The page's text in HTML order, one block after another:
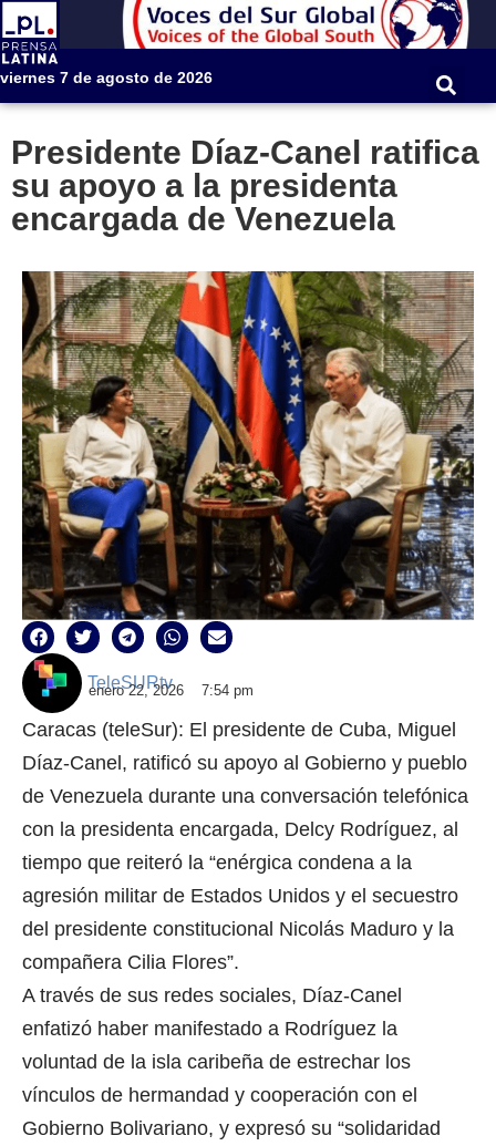
viernes 7 de agosto de 2026
Presidente Díaz-Canel ratifica
su apoyo a la presidenta
encargada de Venezuela
TeleSURtv
enero 22, 2026 7:54 pm
Caracas (teleSur): El presidente de Cuba, Miguel
Díaz-Canel, ratificó su apoyo al Gobierno y pueblo
de Venezuela durante una conversación telefónica
con la presidenta encargada, Delcy Rodríguez, al
tiempo que reiteró la “enérgica condena a la
agresión militar de Estados Unidos y el secuestro
del presidente constitucional Nicolás Maduro y la
compañera Cilia Flores”.
A través de sus redes sociales, Díaz-Canel
enfatizó haber manifestado a Rodríguez la
voluntad de la isla caribeña de estrechar los
vínculos de hermandad y cooperación con el
Gobierno Bolivariano, y expresó su “solidaridad